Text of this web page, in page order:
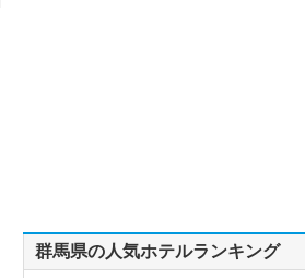
群馬県の人気ホテルランキング